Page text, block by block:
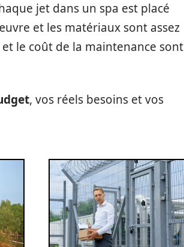
jet dans un spa est placé
et les matériaux sont assez
le coût de la maintenance sont
, vos réels besoins et vos